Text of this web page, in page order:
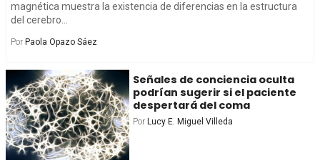
magnética muestra la existencia de diferencias en la estructura
del cerebro...
Por Paola Opazo Sáez
Señales de conciencia oculta
podrían sugerir si el paciente
despertará del coma
Por Lucy E. Miguel Villeda